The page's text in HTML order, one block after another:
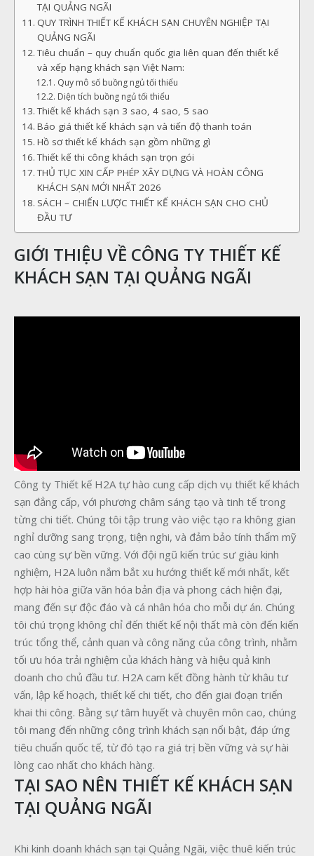
TẠI QUẢNG NGÃI
QUY TRÌNH THIẾT KẾ KHÁCH SẠN CHUYÊN NGHIỆP TẠI
QUẢNG NGÃI
Tiêu chuẩn – quy chuẩn quốc gia liên quan đến thiết kế
và xếp hạng khách sạn Việt Nam:
Quy mô số buồng ngủ tối thiểu
Diện tích buồng ngủ tối thiểu
Thiết kế khách sạn 3 sao, 4 sao, 5 sao
Báo giá thiết kế khách sạn và tiến độ thanh toán
Hồ sơ thiết kế khách sạn gồm những gì
Thiết kế thi công khách sạn trọn gói
THỦ TỤC XIN CẤP PHÉP XÂY DỰNG VÀ HOÀN CÔNG
KHÁCH SẠN MỚI NHẤT 2026
SÁCH – CHIẾN LƯỢC THIẾT KẾ KHÁCH SẠN CHO CHỦ
ĐẦU TƯ
GIỚI THIỆU VỀ CÔNG TY THIẾT KẾ
KHÁCH SẠN TẠI QUẢNG NGÃI
Công ty Thiết kế H2A tự hào cung cấp dịch vụ thiết kế khách
sạn đẳng cấp, với phương châm sáng tạo và tinh tế trong
từng chi tiết. Chúng tôi tập trung vào việc tạo ra không gian
nghỉ dưỡng sang trọng, tiện nghi, và đảm bảo tính thẩm mỹ
cao cùng sự bền vững. Với đội ngũ kiến trúc sư giàu kinh
nghiệm, H2A luôn nắm bắt xu hướng thiết kế mới nhất, kết
hợp hài hòa giữa văn hóa bản địa và phong cách hiện đại,
mang đến sự độc đáo và cá nhân hóa cho mỗi dự án. Chúng
tôi chú trọng không chỉ đến thiết kế nội thất mà còn đến kiến
trúc tổng thể, cảnh quan và công năng của công trình, nhằm
tối ưu hóa trải nghiệm của khách hàng và hiệu quả kinh
doanh cho chủ đầu tư. H2A cam kết đồng hành từ khâu tư
vấn, lập kế hoạch, thiết kế chi tiết, cho đến giai đoạn triển
khai thi công. Bằng sự tâm huyết và chuyên môn cao, chúng
tôi mang đến những công trình khách sạn nổi bật, đáp ứng
tiêu chuẩn quốc tế, từ đó tạo ra giá trị bền vững và sự hài
lòng cao nhất cho khách hàng.
TẠI SAO NÊN THIẾT KẾ KHÁCH SẠN
TẠI QUẢNG NGÃI
Khi kinh doanh khách sạn tại Quảng Ngãi, việc thuê kiến trúc